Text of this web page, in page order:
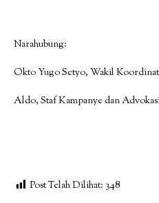
Narahubung:
Okto Yugo Setyo, Wakil
Aldo, Staf Kampanye dan Advokasi
Post Telah Dilihat: 348